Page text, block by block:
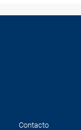
Contacto